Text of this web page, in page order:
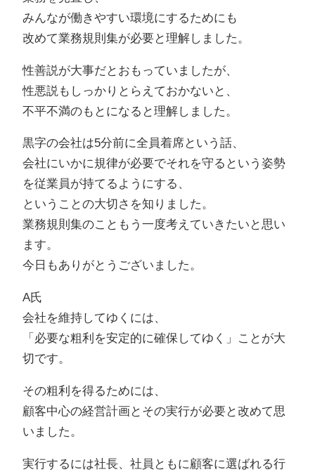
みんなが働きやすい環境にするためにも
改めて業務規則集が必要と理解しました。
性善説が大事だとおもっていましたが、
性悪説もしっかりとらえておかないと、
不平不満のもとになると理解しました。
黒字の会社は5分前に全員着席という話、
会社にいかに規律が必要でそれを守るという姿勢
を従業員が持てるようにする、
ということの大切さを知りました。
業務規則集のこともう一度考えていきたいと思い
ます。
今日もありがとうございました。
A氏
会社を維持してゆくには、
「必要な粗利を安定的に確保してゆく」ことが大
切です。
その粗利を得るためには、
顧客中心の経営計画とその実行が必要と改めて思
いました。
実行するには社長、社員ともに顧客に選ばれる行